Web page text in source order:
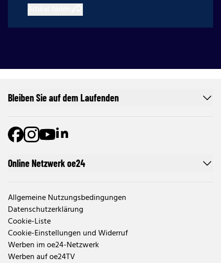
Online Netzwerk oe24
Allgemeine Nutzungsbedingungen
Datenschutzerklärung
Cookie-Liste
Cookie-Einstellungen und Widerruf
Werben im oe24-Netzwerk
Werben auf oe24TV
Bleiben Sie auf dem Laufenden